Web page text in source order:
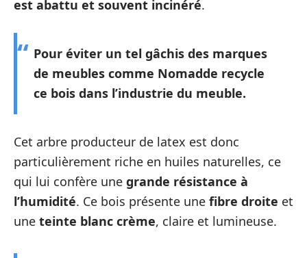
est abattu et souvent incinéré.
Pour éviter un tel gâchis des marques
de meubles comme Nomadde recycle
ce bois dans l’industrie du meuble.
Cet arbre producteur de latex est donc
particulièrement riche en huiles naturelles, ce
qui lui confère une grande résistance à
l’humidité. Ce bois présente une fibre droite et
une teinte blanc crème, claire et lumineuse.